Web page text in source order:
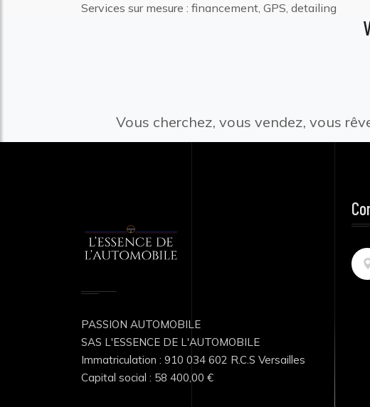
Services sur mesure : financement, GPS, detailing
Vous cherchez, vous vendez, vous
PASSION AUTOMOBILE
SAS L'ESSENCE DE L'AUTOMOBILE
Immatriculation : 910 034 602 R.C.S Versailles
Capital social : 58 400,00 €